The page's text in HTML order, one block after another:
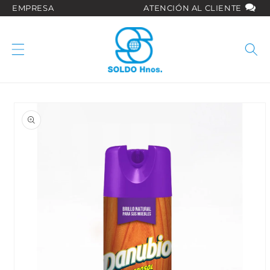
directamente
EMPRESA ATENCIÓN AL CLIENTE
información